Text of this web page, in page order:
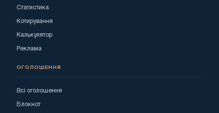
Статистика
Котирування
Калькулятор
Реклама
ОГОЛОШЕННЯ
Всі оголошення
Блокнот